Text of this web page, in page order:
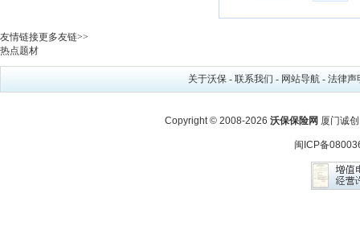
友情链接更多友链>>
热点题材
关于沃保 - 联系我们 - 网站导航 - 法律声
Copyright © 2008-2026 沃保保险网 厦门诚
闽ICP备